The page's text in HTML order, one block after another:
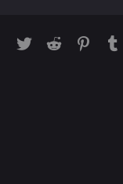
Facebook
TwitterReddit